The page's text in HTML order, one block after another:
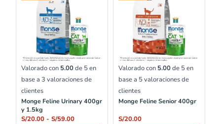
Valorado con 5.00de 5 en
base a 3 valoraciones de
clientes
Monge Feline Urinary 400gr
y 1.5kg
S/20.00 - S/59.00
desde
S/20.00
hasta
S/59.00
Valorado con 5.00de 5 en
base a 5valoraciones de
clientes
Monge Feline Senior 400gr
S/20.00